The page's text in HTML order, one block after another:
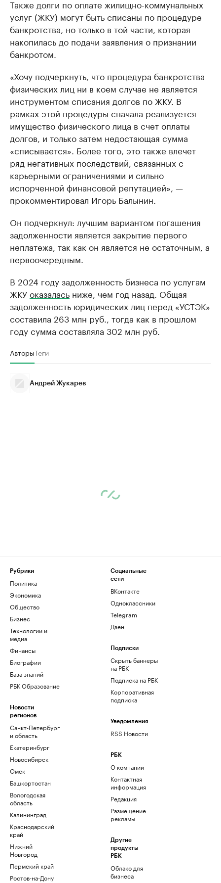
Также долги по оплате жилищно-коммунальных
услуг (ЖКУ) могут быть списаны по процедуре
банкротства, но только в той части, которая
накопилась до подачи заявления о признании
банкротом.
«Хочу подчеркнуть, что процедура банкротства
физических лиц ни в коем случае не является
инструментом списания долгов по ЖКУ. В
рамках этой процедуры сначала реализуется
имущество физического лица в счет оплаты
долгов, и только затем недостающая сумма
«списывается». Более того, это также влечет
ряд негативных последствий, связанных с
карьерными ограничениями и сильно
испорченной финансовой репутацией», —
прокомментировал Игорь Балынин.
Он подчеркнул: лучшим вариантом погашения
задолженности является закрытие первого
неплатежа, так как он является не остаточным, а
первоочередным.
В 2024 году задолженность бизнеса по услугам
ЖКУоказалась ниже, чем год назад. Общая
задолженность юридических лиц перед «УСТЭК»
составила 263 млн руб., тогда как в прошлом
году сумма составляла 302 млн руб.
АвторыТеги
Андрей Жукарев
Рубрики
Политика
Экономика
Общество
Бизнес
Технологии и
медиа
Финансы
Биографии
База знаний
РБК Образование
Новости
регионов
Санкт-Петербург
и область
Екатеринбург
Новосибирск
Омск
Башкортостан
Вологодская
область
Калининград
Краснодарский
край
Нижний
Новгород
Пермский край
Ростов-на-Дону
Социальные
сети
ВКонтакте
Одноклассники
Telegram
Дзен
Подписки
Скрыть баннеры
на РБК
Подписка на РБК
Корпоративная
подписка
Уведомления
RSS Новости
РБК
О компании
Контактная
информация
Редакция
Размещение
рекламы
Другие
продукты
РБК
Облако для
бизнеса